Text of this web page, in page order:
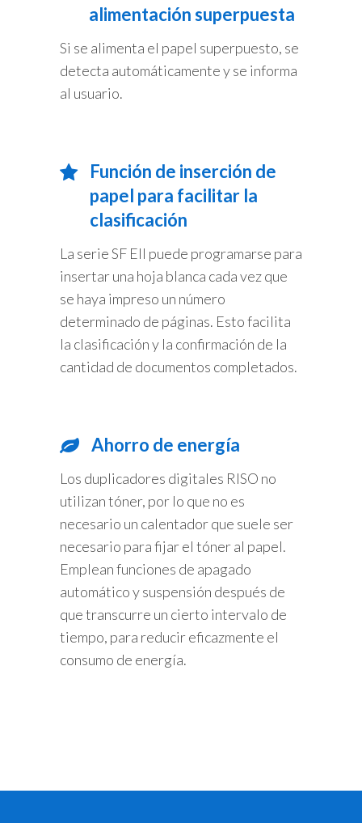
alimentación superpuesta
Si se alimenta el papel superpuesto, se
detecta automáticamente y se informa
al usuario.
Función de inserción de
papel para facilitar la
clasificación
La serie SF EII puede programarse para
insertar una hoja blanca cada vez que
se haya impreso un número
determinado de páginas. Esto facilita
la clasificación y la confirmación de la
cantidad de documentos completados.
Ahorro de energía
Los duplicadores digitales RISO no
utilizan tóner, por lo que no es
necesario un calentador que suele ser
necesario para fijar el tóner al papel.
Emplean funciones de apagado
automático y suspensión después de
que transcurre un cierto intervalo de
tiempo, para reducir eficazmente el
consumo de energía.